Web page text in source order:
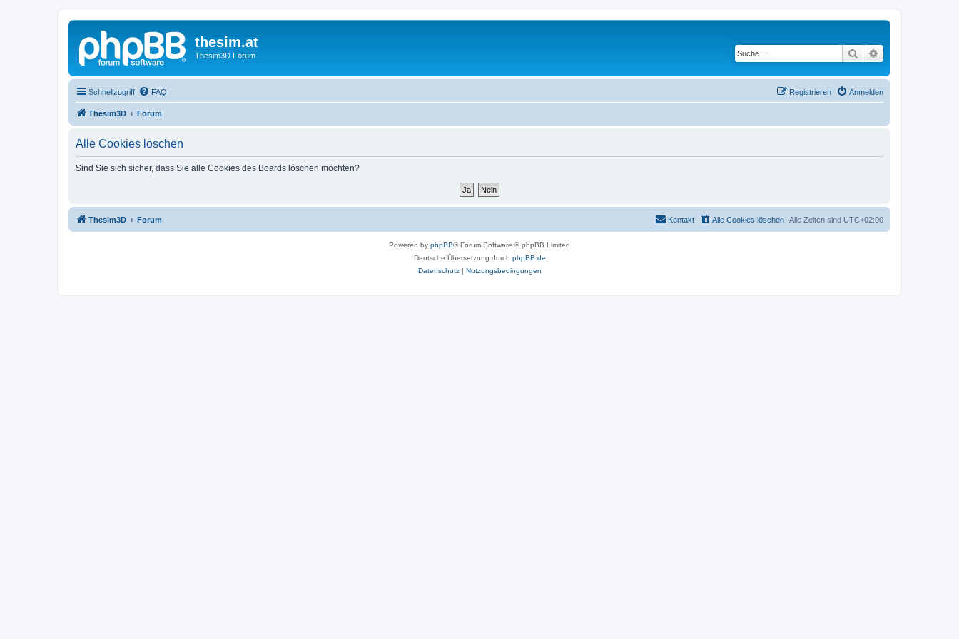
thesim.at
Thesim3D Forum Suche
Schnellzugriff FAQ Anmelden
Registrieren
Thesim3D Forum
Alle Cookies löschen
Sind Sie sich sicher, dass Sie alle Cookies des Boards löschen möchten?
Thesim3D Forum Alle Zeiten sind UTC+02:00
Alle Cookies löschen
Kontakt
Powered by phpBB® Forum Software © phpBB Limited
Deutsche Übersetzung durch phpBB.de
Datenschutz| Nutzungsbedingungen